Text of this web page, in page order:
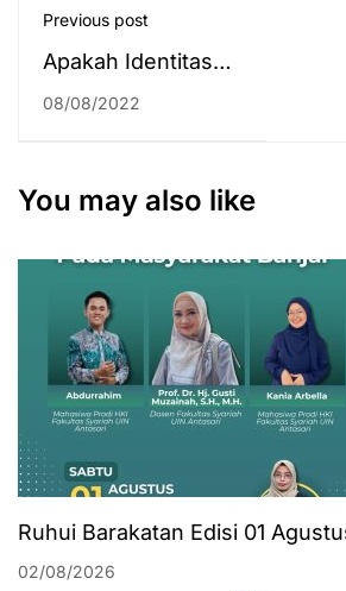
Previous post
Apakah Identitas
Beragama Hanya
Dayak?
08/08/2022
You may also like
Ruhui Barakatan Edisi 01
02/08/2026